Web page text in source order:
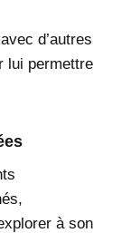
d’autres
lui permettre
à son